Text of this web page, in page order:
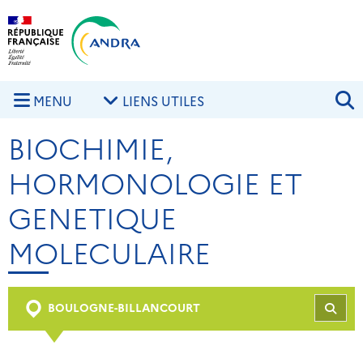
Aller au contenu principal
MENU LIENS UTILES
BIOCHIMIE,
HORMONOLOGIE ET
GENETIQUE
MOLECULAIRE
BOULOGNE-BILLANCOURT